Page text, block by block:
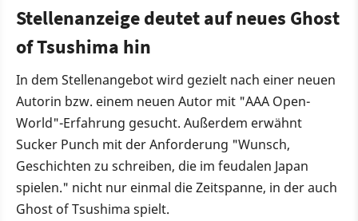
Stellenanzeige deutet auf neues Ghost
of Tsushima hin
In dem Stellenangebot wird gezielt nach einer neuen
Autorin bzw. einem neuen Autor mit "AAA Open-
World"-Erfahrung gesucht. Außerdem erwähnt
Sucker Punch mit der Anforderung "Wunsch,
Geschichten zu schreiben, die im feudalen Japan
spielen." nicht nur einmal die Zeitspanne, in der auch
Ghost of Tsushima spielt.